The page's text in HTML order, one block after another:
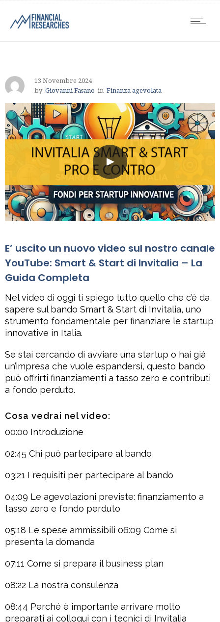
13 Novembre 2024
by Giovanni Fasano in Finanza agevolata
E’ uscito un nuovo video sul nostro canale
YouTube: Smart & Start di Invitalia – La
Guida Completa
Nel video di oggi ti spiego tutto quello che c’è da
sapere sul bando Smart & Start di Invitalia, uno
strumento fondamentale per finanziare le startup
innovative in Italia.
Se stai cercando di avviare una startup o hai già
un’impresa che vuole espandersi, questo bando
può offrirti finanziamenti a tasso zero e contributi
a fondo perduto.
Cosa vedrai nel video:
00:00 Introduzione
02:45 Chi può partecipare al bando
03:21 I requisiti per partecipare al bando
04:09 Le agevolazioni previste: finanziamento a
tasso zero e fondo perduto
05:18 Le spese ammissibili 06:09 Come si
presenta la domanda
07:11 Come si prepara il business plan
08:22 La nostra consulenza
08:44 Perché è importante arrivare molto
preparati ai colloqui con i tecnici di Invitalia